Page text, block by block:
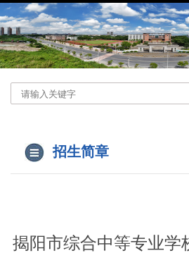
招生简章
揭阳市综合中等专业学